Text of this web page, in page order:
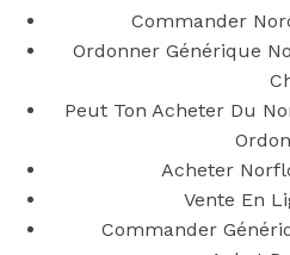
qualité
Envoie
Posted On July 4, 2022July 4,
Simon
Commander
Ordonner Générique
Peut Ton Acheter Du
Acheter
Vente En
Commander